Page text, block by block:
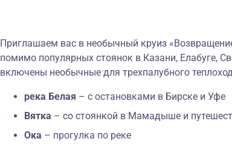
Приглашаем вас в необычный круиз
помимо популярных стоянок в Казани, Елабуге,
включены необычные для трехпалубного
река Белая – с остановками в Бирске и Уфе
Вятка – со стоянкой в Мамадыше и
Ока – прогулка по реке